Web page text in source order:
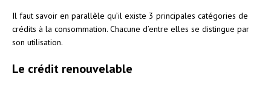
Il faut savoir en parallèle qu’il existe 3 principales catégories de
crédits à la consommation. Chacune d’entre elles se distingue par
son utilisation.
Le crédit renouvelable